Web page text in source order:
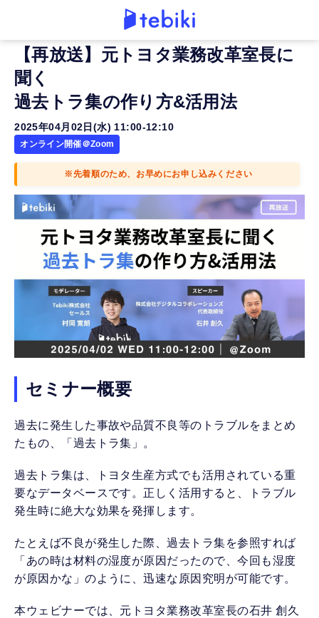
【再放送】元トヨタ業務改革室長に
聞く
過去トラ集の作り方&活用法
2025年04月02日(水) 11:00-12:10
オンライン開催＠Zoom
※先着順のため、お早めにお申し込みください
セミナー概要
過去に発生した事故や品質不良等のトラブルをまとめ
たもの、「過去トラ集」。
過去トラ集は、トヨタ生産方式でも活用されている重
要なデータベースです。正しく活用すると、トラブル
発生時に絶大な効果を発揮します。
たとえば不良が発生した際、過去トラ集を参照すれば
「あの時は材料の湿度が原因だったので、今回も湿度
が原因かな」のように、迅速な原因究明が可能です。
本ウェビナーでは、元トヨタ業務改革室長の石井 創久